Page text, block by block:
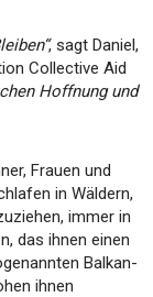
, sagt Daniel,
Collective Aid
Hoffnung und
Frauen und
in Wäldern,
immer in
das ihnen einen
Balkan-
ihnen